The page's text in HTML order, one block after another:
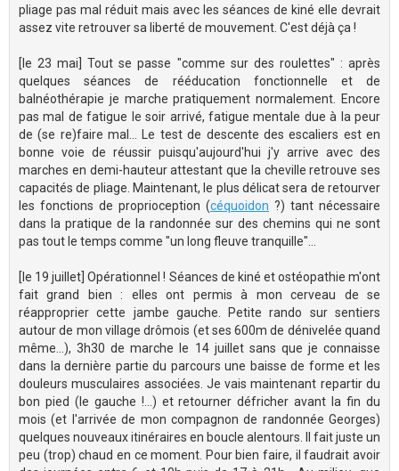
pliage pas mal réduit mais avec les séances de kiné elle devrait
assez vite retrouver sa liberté de mouvement. C'est déjà ça !
[le 23 mai] Tout se passe "comme sur des roulettes" : après
quelques séances de rééducation fonctionnelle et de
balnéothérapie je marche pratiquement normalement. Encore
pas mal de fatigue le soir arrivé, fatigue mentale due à la peur
de (se re)faire mal... Le test de descente des escaliers est en
bonne voie de réussir puisqu'aujourd'hui j'y arrive avec des
marches en demi-hauteur attestant que la cheville retrouve ses
capacités de pliage. Maintenant, le plus délicat sera de retourver
les fonctions de proprioception (céquoidon ?) tant nécessaire
dans la pratique de la randonnée sur des chemins qui ne sont
pas tout le temps comme "un long fleuve tranquille"...
[le 19 juillet] Opérationnel ! Séances de kiné et ostéopathie m'ont
fait grand bien : elles ont permis à mon cerveau de se
réapproprier cette jambe gauche. Petite rando sur sentiers
autour de mon village drômois (et ses 600m de dénivelée quand
même...), 3h30 de marche le 14 juillet sans que je connaisse
dans la dernière partie du parcours une baisse de forme et les
douleurs musculaires associées. Je vais maintenant repartir du
bon pied (le gauche !...) et retourner défricher avant la fin du
mois (et l'arrivée de mon compagnon de randonnée Georges)
quelques nouveaux itinéraires en boucle alentours. Il fait juste un
peu (trop) chaud en ce moment. Pour bien faire, il faudrait avoir